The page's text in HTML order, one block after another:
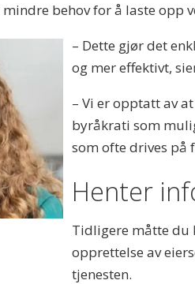
behov for å laste opp
– Dette gjør det
og mer effektivt,
– Vi er opptatt av
byråkrati som
som ofte drives på
Henter
Tidligere måtte du
opprettelse av
tjenesten.